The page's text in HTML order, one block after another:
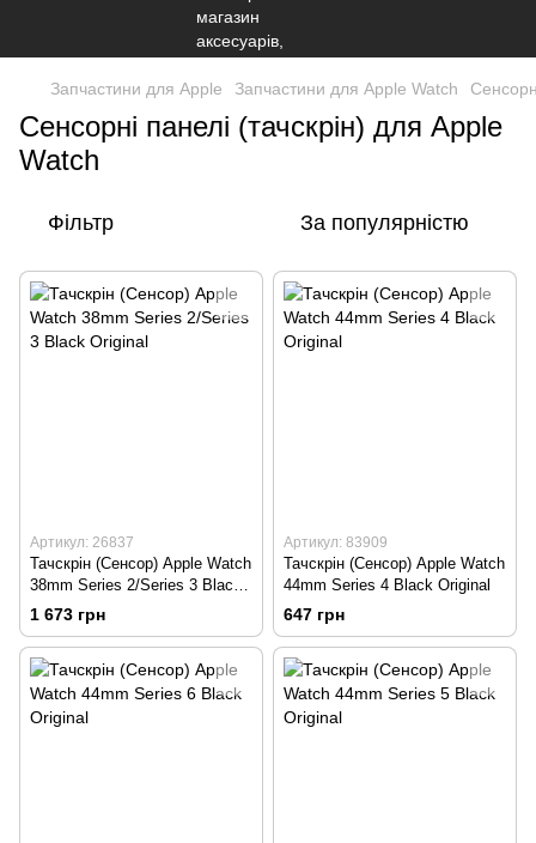
Запчастини для Apple Запчастини для Apple Watch
Сенсорні панелі (тачскрін) для Apple
Watch
Фільтр За популярністю
Артикул: 26837
Тачскрін (Сенсор) Apple Watch
38mm Series 2/Series 3 Black
Original
1 673 грн
Артикул: 83909
Тачскрін (Сенсор) Apple Watch
44mm Series 4 Black Original
647 грн